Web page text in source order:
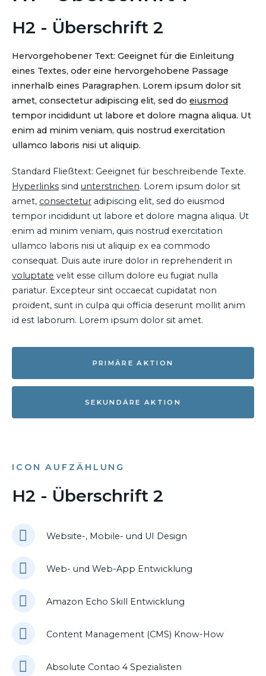
H2 - Überschrift 2
Hervorgehobener Text: Geeignet für die Einleitung
eines Textes, oder eine hervorgehobene Passage
innerhalb eines Paragraphen. Lorem ipsum dolor sit
amet, consectetur adipiscing elit, sed do eiusmod
tempor incididunt ut labore et dolore magna aliqua. Ut
enim ad minim veniam, quis nostrud exercitation
ullamco laboris nisi ut aliquip.
Standard Fließtext: Geeignet für beschreibende Texte.
Hyperlinks sind unterstrichen. Lorem ipsum dolor sit
amet, consectetur adipiscing elit, sed do eiusmod
tempor incididunt ut labore et dolore magna aliqua. Ut
enim ad minim veniam, quis nostrud exercitation
ullamco laboris nisi ut aliquip ex ea commodo
consequat. Duis aute irure dolor in reprehenderit in
voluptate velit esse cillum dolore eu fugiat nulla
pariatur. Excepteur sint occaecat cupidatat non
proident, sunt in culpa qui officia deserunt mollit anim
id est laborum. Lorem ipsum dolor sit amet.
PRIMÄRE AKTION
SEKUNDÄRE AKTION
ICON AUFZÄHLUNG
H2 - Überschrift 2
Website-, Mobile- und UI Design
Web- und Web-App Entwicklung
Amazon Echo Skill Entwicklung
Content Management (CMS) Know-How
Absolute Contao 4 Spezialisten